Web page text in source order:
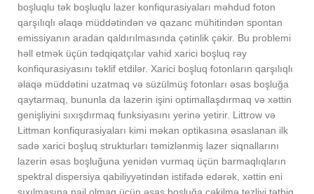
boşluqlu tək boşluqlu lazer konfiqurasiyaları məhdud foton
qarşılıqlı əlaqə müddətindən və qazanc mühitindən spontan
emissiyanın aradan qaldırılmasında çətinlik çəkir. Bu problemi
həll etmək üçün tədqiqatçılar vahid xarici boşluq rəy
konfiqurasiyasını təklif etdilər. Xarici boşluq fotonların qarşılıqlı
əlaqə müddətini uzatmaq və süzülmüş fotonları əsas boşluğa
qaytarmaq, bununla da lazerin işini optimallaşdırmaq və xəttin
genişliyini sıxışdırmaq funksiyasını yerinə yetirir. Littrow və
Littman konfiqurasiyaları kimi məkan optikasına əsaslanan ilk
sadə xarici boşluq strukturları təmizlənmiş lazer siqnallarını
lazerin əsas boşluğuna yenidən vurmaq üçün barmaqlıqların
spektral dispersiya qabiliyyətindən istifadə edərək, xəttin eni